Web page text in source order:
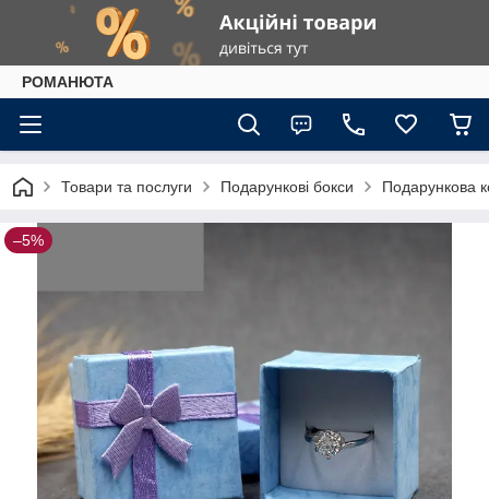
РОМАНЮТА
Товари та послуги Подарункові бокси Подарункова
–5%